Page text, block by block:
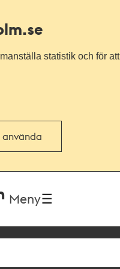
statistik och för
använda
Meny